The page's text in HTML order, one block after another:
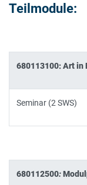
Teilmodule:
680113100: Art in
Seminar (2 SWS)
680112500: